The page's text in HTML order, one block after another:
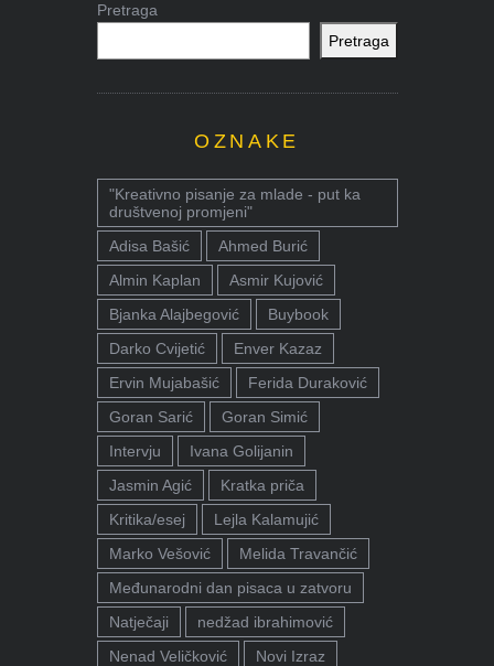
Pretraga
Pretraga
OZNAKE
"Kreativno pisanje za mlade - put ka
društvenoj promjeni"
Adisa Bašić
Ahmed Burić
Almin Kaplan
Asmir Kujović
Bjanka Alajbegović
Buybook
Darko Cvijetić
Enver Kazaz
Ervin Mujabašić
Ferida Duraković
Goran Sarić
Goran Simić
Intervju
Ivana Golijanin
Jasmin Agić
Kratka priča
Kritika/esej
Lejla Kalamujić
Marko Vešović
Melida Travančić
Međunarodni dan pisaca u zatvoru
Natječaji
nedžad ibrahimović
Nenad Veličković
Novi Izraz